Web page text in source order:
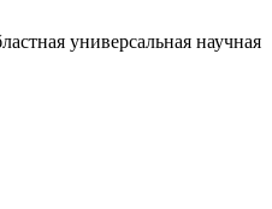
универсальная научная